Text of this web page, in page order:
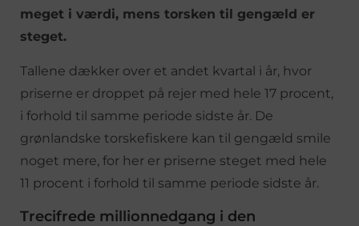
meget i værdi, mens torsken til gengæld er
steget.
Tallene dækker over et andet kvartal i år, hvor
priserne er droppet på rejer med hele 17 procent,
i forhold til samme periode sidste år. De
grønlandske torskefiskere kan til gengæld smile
noget mere, for her er priserne steget med hele
11 procent i forhold til samme periode sidste år.
Trecifrede millionnedgang i den